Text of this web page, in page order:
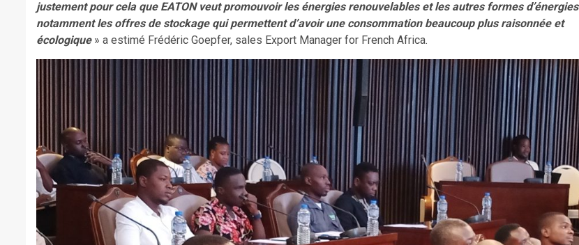
justement pour cela que EATON veut promouvoir les énergies renouvelables et les autres formes d’énergies
notamment les offres de stockage qui permettent d’avoir une consommation beaucoup plus raisonnée et
écologique» a estimé Frédéric Goepfer, sales Export Manager for French Africa.